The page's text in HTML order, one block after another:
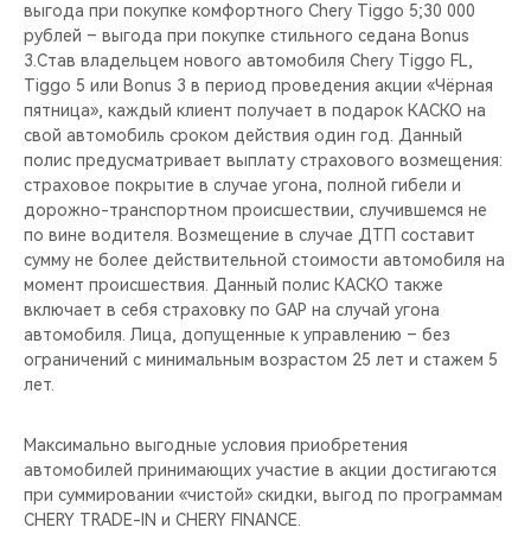
НОВИНКИ
БЛАГОТВОРИТЕЛЬНОСТЬ
CHERY REMOTE
CHERY И СПОРТ
НАШИ МЕРОПРИЯТИЯ
ВИДЕООБЗОРЫ
CHERY ДЛЯ ДЕТЕЙ
выгода при покупке комфортного Chery Tiggo 5;30 000
рублей – выгода при покупке стильного седана Bonus
3.Став владельцем нового автомобиля Chery Tiggo FL,
Tiggo 5 или Bonus 3 в период проведения акции «Чёрная
пятница», каждый клиент получает в подарок КАСКО на
свой автомобиль сроком действия один год. Данный
полис предусматривает выплату страхового возмещения:
страховое покрытие в случае угона, полной гибели и
дорожно-транспортном происшествии, случившемся не
по вине водителя. Возмещение в случае ДТП составит
сумму не более действительной стоимости автомобиля на
момент происшествия. Данный полис КАСКО также
включает в себя страховку по GAP на случай угона
автомобиля. Лица, допущенные к управлению – без
ограничений с минимальным возрастом 25 лет и стажем 5
лет.
Максимально выгодные условия приобретения
автомобилей принимающих участие в акции достигаются
при суммировании «чистой» скидки, выгод по программам
CHERY TRADE-IN и CHERY FINANCE.